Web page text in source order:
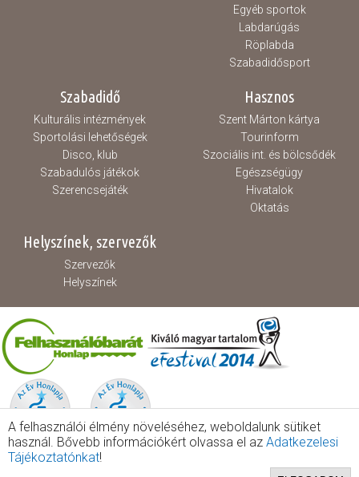
Egyéb sportok
Labdarúgás
Röplabda
Szabadidősport
Szabadidő
Kulturális intézmények
Sportolási lehetőségek
Disco, klub
Szabadulós játékok
Szerencsejáték
Hasznos
Szent Márton kártya
Tourinform
Szociális int. és bölcsődék
Egészségügy
Hivatalok
Oktatás
Helyszínek, szervezők
Szervezők
Helyszínek
A felhasználói élmény növeléséhez, weboldalunk sütiket
használ. Bővebb információkért olvassa el az Adatkezelesi
Tájékoztatónkat!